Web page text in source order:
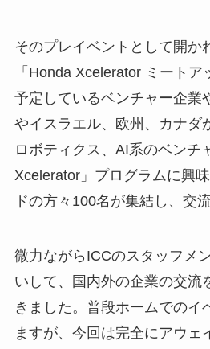
そのプレイベントとして開か
「Honda Xcelerator ミート
予定しているベンチャー企業
やイスラエル、欧州、カナダ
ロボティクス、AI系のベンチ
Xcelerator」プログラムに興
ドの方々100名が集結し、交
微力ながらICCのスタッフメ
いして、国内外の企業の交流
きました。普段ホームでのイ
ますが、今回は完全にアウェ